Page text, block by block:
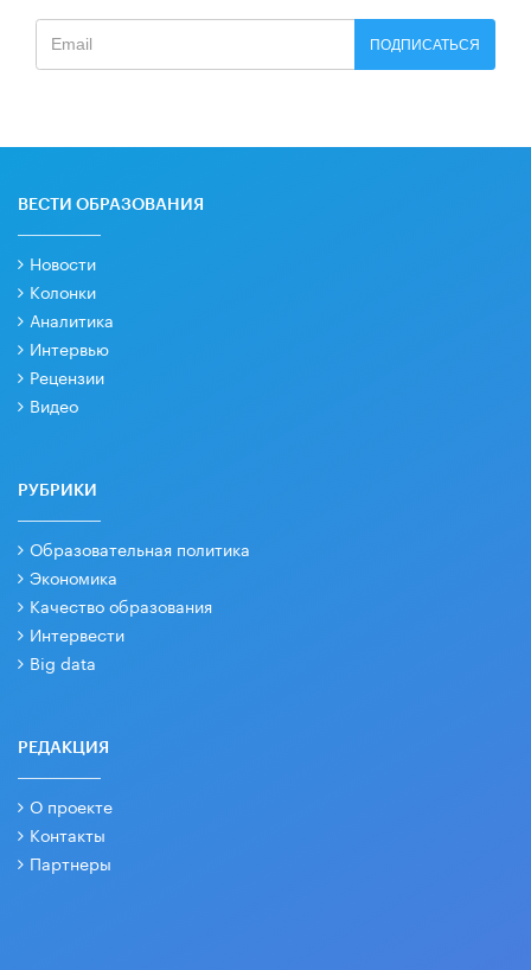
ПОДПИСАТЬСЯ
ВЕСТИ ОБРАЗОВАНИЯ
Новости
Колонки
Аналитика
Интервью
Рецензии
Видео
РУБРИКИ
Образовательная политика
Экономика
Качество образования
Интервести
Big data
РЕДАКЦИЯ
О проекте
Контакты
Партнеры